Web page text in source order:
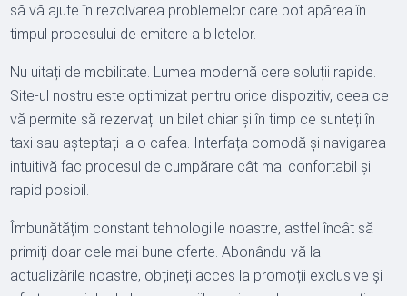
să vă ajute în rezolvarea problemelor care pot apărea în
timpul procesului de emitere a biletelor.
Nu uitați de mobilitate. Lumea modernă cere soluții rapide.
Site-ul nostru este optimizat pentru orice dispozitiv, ceea ce
vă permite să rezervați un bilet chiar și în timp ce sunteți în
taxi sau așteptați la o cafea. Interfața comodă și navigarea
intuitivă fac procesul de cumpărare cât mai confortabil și
rapid posibil.
Îmbunătățim constant tehnologiile noastre, astfel încât să
primiți doar cele mai bune oferte. Abonându-vă la
actualizările noastre, obțineți acces la promoții exclusive și